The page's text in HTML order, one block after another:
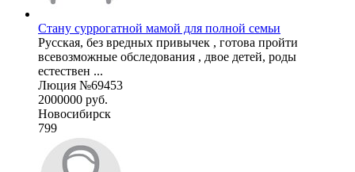
Стану суррогатной мамой для полной семьи
Русская, без вредных привычек , готова пройти
всевозможные обследования , двое детей, роды
естествен ...
Люция №69453
2000000 руб.
Новосибирск
799